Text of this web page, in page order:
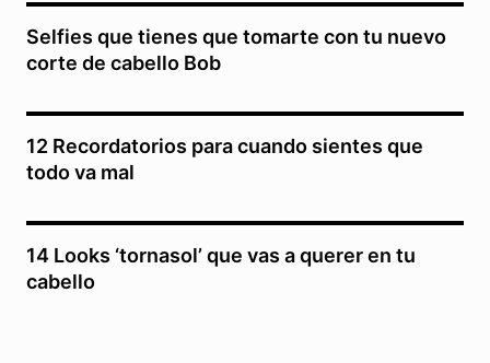
Selfies que tienes que tomarte con tu nuevo
corte de cabello Bob
12 Recordatorios para cuando sientes que
todo va mal
14 Looks ‘tornasol’ que vas a querer en tu
cabello